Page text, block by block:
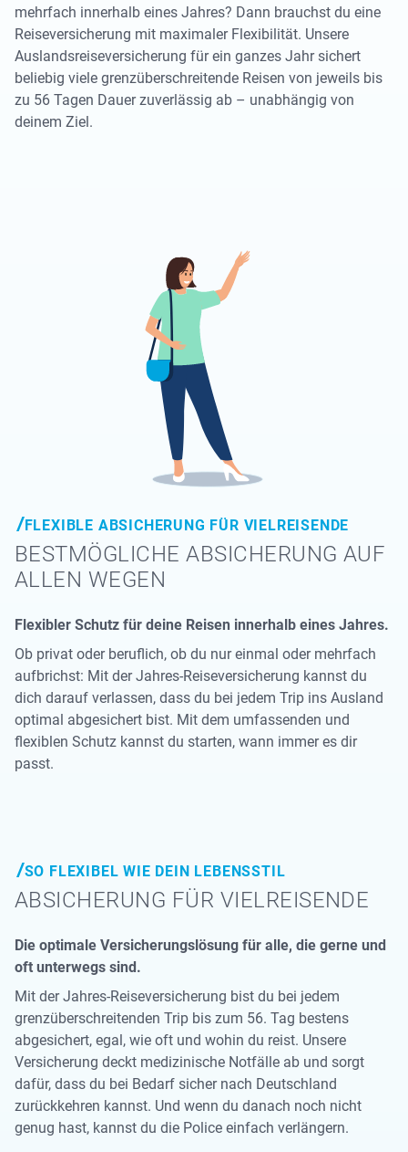
mehrfach innerhalb eines Jahres? Dann brauchst du eine
Reiseversicherung mit maximaler Flexibilität. Unsere
Auslandsreiseversicherung für ein ganzes Jahr sichert
beliebig viele grenzüberschreitende Reisen von jeweils bis
zu 56 Tagen Dauer zuverlässig ab – unabhängig von
deinem Ziel.
FLEXIBLE ABSICHERUNG FÜR VIELREISENDE
BESTMÖGLICHE ABSICHERUNG AUF
ALLEN WEGEN
Flexibler Schutz für deine Reisen innerhalb eines Jahres.
Ob privat oder beruflich, ob du nur einmal oder mehrfach
aufbrichst: Mit der Jahres-Reiseversicherung kannst du
dich darauf verlassen, dass du bei jedem Trip ins Ausland
optimal abgesichert bist. Mit dem umfassenden und
flexiblen Schutz kannst du starten, wann immer es dir
passt.
SO FLEXIBEL WIE DEIN LEBENSSTIL
ABSICHERUNG FÜR VIELREISENDE
Die optimale Versicherungslösung für alle, die gerne und
oft unterwegs sind.
Mit der Jahres-Reiseversicherung bist du bei jedem
grenzüberschreitenden Trip bis zum 56. Tag bestens
abgesichert, egal, wie oft und wohin du reist. Unsere
Versicherung deckt medizinische Notfälle ab und sorgt
dafür, dass du bei Bedarf sicher nach Deutschland
zurückkehren kannst. Und wenn du danach noch nicht
genug hast, kannst du die Police einfach verlängern.